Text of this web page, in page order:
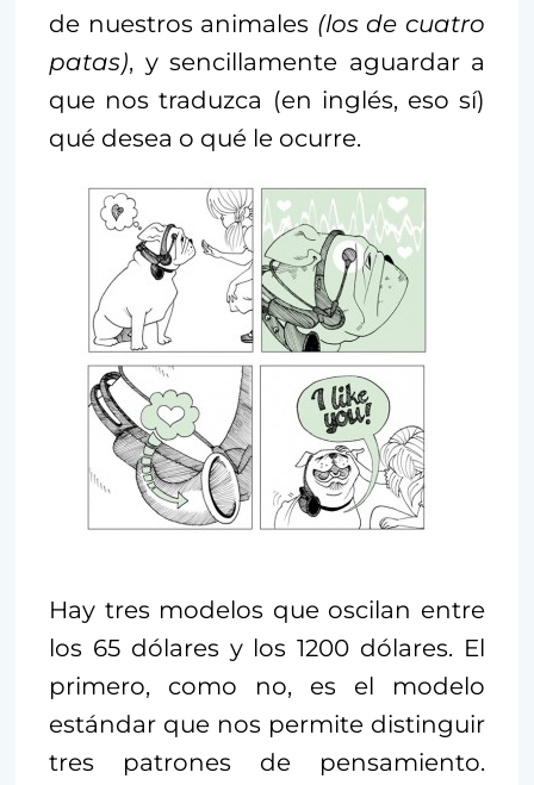
de nuestros animales (los de cuatro
patas), y sencillamente aguardar a
que nos traduzca (en inglés, eso sí)
qué desea o qué le ocurre.
Hay tres modelos que oscilan entre
los 65 dólares y los 1200 dólares. El
primero, como no, es el modelo
estándar que nos permite distinguir
tres patrones de pensamiento.